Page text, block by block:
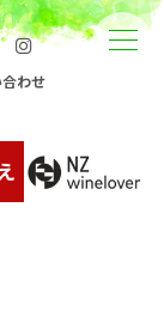
合サイト
わせ
メニュー